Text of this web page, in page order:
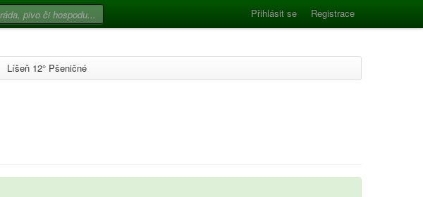
Přihlásit se Registrace
Líšeň 12° Pšeničné